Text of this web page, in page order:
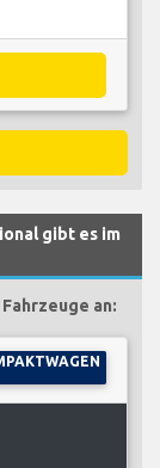
gibt es im
an: